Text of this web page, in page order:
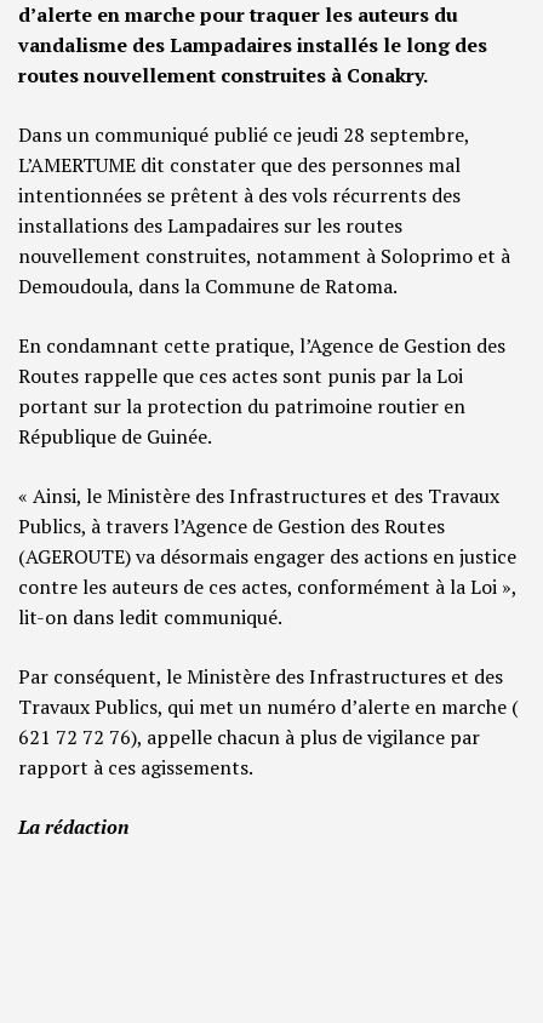
d’alerte en marche pour traquer les auteurs du
vandalisme des Lampadaires installés le long des
routes nouvellement construites à Conakry.
Dans un communiqué publié ce jeudi 28 septembre,
L’AMERTUME dit constater que des personnes mal
intentionnées se prêtent à des vols récurrents des
installations des Lampadaires sur les routes
nouvellement construites, notamment à Soloprimo et à
Demoudoula, dans la Commune de Ratoma.
En condamnant cette pratique, l’Agence de Gestion des
Routes rappelle que ces actes sont punis par la Loi
portant sur la protection du patrimoine routier en
République de Guinée.
« Ainsi, le Ministère des Infrastructures et des Travaux
Publics, à travers l’Agence de Gestion des Routes
(AGEROUTE) va désormais engager des actions en justice
contre les auteurs de ces actes, conformément à la Loi »,
lit-on dans ledit communiqué.
Par conséquent, le Ministère des Infrastructures et des
Travaux Publics, qui met un numéro d’alerte en marche (
621 72 72 76), appelle chacun à plus de vigilance par
rapport à ces agissements.
La rédaction